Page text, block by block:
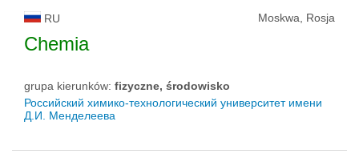
RU Moskwa, Rosja
Chemia
grupa kierunków: fizyczne, środowisko
Российский химико-технологический университет имени
Д.И. Менделеева